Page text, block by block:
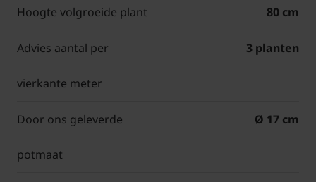
Hoogte volgroeide plant 80 cm
Advies aantal per
vierkante meter
3 planten
Door ons geleverde
potmaat
Ø 17 cm